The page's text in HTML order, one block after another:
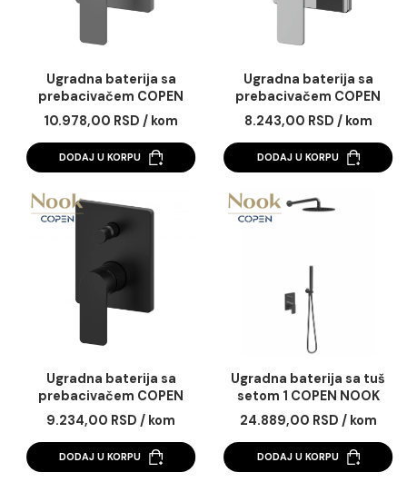
9.460,00 RSD / kom 11.413,00 RSD /
Ugradna baterija sa
prebacivačem COPEN
NOOK gunmetal
10.978,00 RSD / kom
DODAJ U KORPU
Ugradna baterija
prebacivačem
NOOK hrom
8.243,00 RSD /
DODAJ U KORPU